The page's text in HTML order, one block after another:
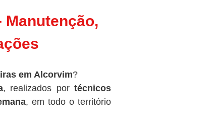
Manutenção,
em Alcorvim?
, realizados portécnicos
, em todo o território